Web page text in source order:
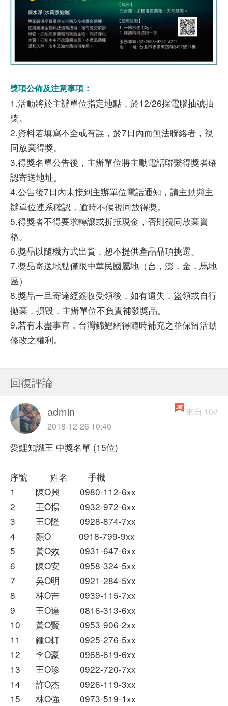
獎項公佈及注意事項：
1.活動將於主辦單位指定地點，於12/26採電腦抽號抽
獎。
2.資料若填寫不全或有誤，於7日內而無法聯絡者，視
同放棄得獎。
3.得獎名單公告後，主辦單位將主動電話聯繫得獎者確
認寄送地址。
4.公告後7日內未接到主辦單位電話通知，請主動與主
辦單位連系確認，逾時不候視同放得獎。
5.得獎者不得要求轉讓或折抵現金，否則視同放棄資
格。
6.獎品以隨機方式出貨，恕不提供產品品項挑選。
7.獎品寄送地點僅限中華民國屬地（台，澎，金，馬地
區）
8.獎品一旦寄達經簽收受領後，如有遺失，盜領或自行
拋棄，損毀，主辦單位不負責補發獎品。
9.若有未盡事宜，台灣錦鯉網得隨時補充之並保留活動
修改之權利。
回復評論
來自 10#
admin
2018-12-26 10:40
愛鯉知識王 中獎名單 (15位)
序號 姓名 手機
1 陳O興 0980-112-6xx
2 王O揚 0932-972-6xx
3 王O隆 0928-874-7xx
4 顏O 0918-799-9xx
5 黃O效 0931-647-6xx
6 陳O安 0958-324-5xx
7 吳O明 0921-284-5xx
8 林O吉 0939-115-7xx
9 王O達 0816-313-6xx
10 黃O賢 0953-906-2xx
11 鍾O軒 0925-276-5xx
12 李O豪 0968-619-6xx
13 王O珍 0922-720-7xx
14 許O杰 0926-119-3xx
15 林O強 0973-519-1xx